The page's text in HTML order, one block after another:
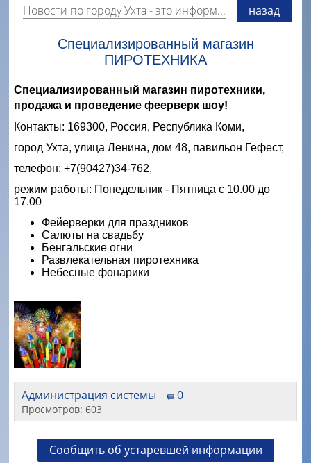
Новости по городу Ухта- это информация о событиях, мероприятиях и торгово-коммерческой деятельности города. Страницу наполняют платные и бесплатные объявления, имеющие функцию "поднятия вверх списка". назад
Специализированный магазин
ПИРОТЕХНИКА
Специализированный магазин пиротехники,
продажа и проведение феерверк шоу!
Контакты: 169300, Россия, Республика Коми,
город Ухта, улица Ленина, дом 48, павильон Гефест,
телефон: +7(90427)34-762,
режим работы: Понедельник - Пятница с 10.00 до
17.00
Фейерверки для праздников
Салюты на свадьбу
Бенгальские огни
Развлекательная пиротехника
Небесные фонарики
Администрация системы 0
Просмотров: 603
Сообщить об устаревшей информации